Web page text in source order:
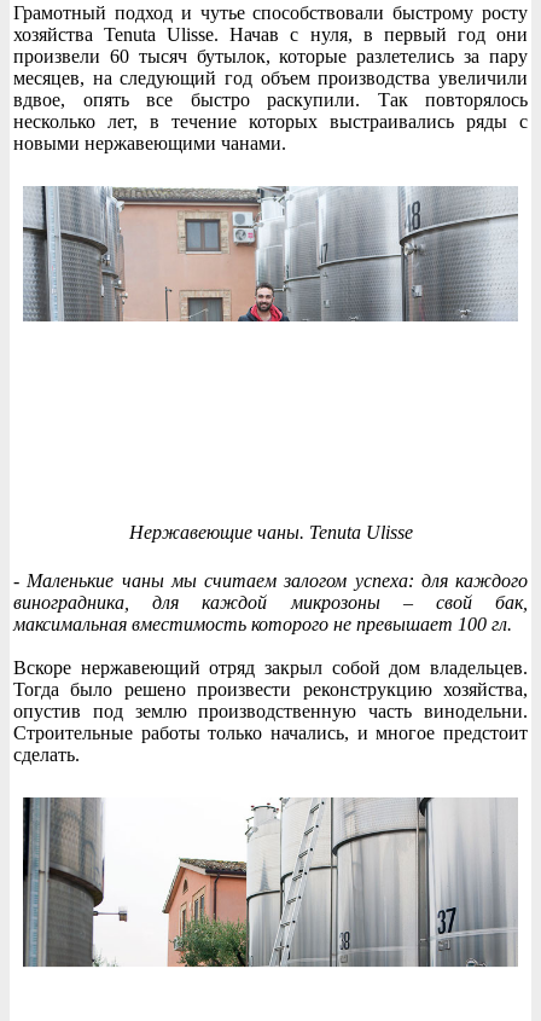
Грамотный подход и чутье способствовали быстрому росту
хозяйства Tenuta Ulisse. Начав с нуля, в первый год они
произвели 60 тысяч бутылок, которые разлетелись за пару
месяцев, на следующий год объем производства увеличили
вдвое, опять все быстро раскупили. Так повторялось
несколько лет, в течение которых выстраивались ряды с
новыми нержавеющими чанами.
Нержавеющие чаны. Tenuta Ulisse
- Маленькие чаны мы считаем залогом успеха: для каждого
виноградника, для каждой микрозоны – свой бак,
максимальная вместимость которого не превышает 100 гл.
Вскоре нержавеющий отряд закрыл собой дом владельцев.
Тогда было решено произвести реконструкцию хозяйства,
опустив под землю производственную часть винодельни.
Строительные работы только начались, и многое предстоит
сделать.